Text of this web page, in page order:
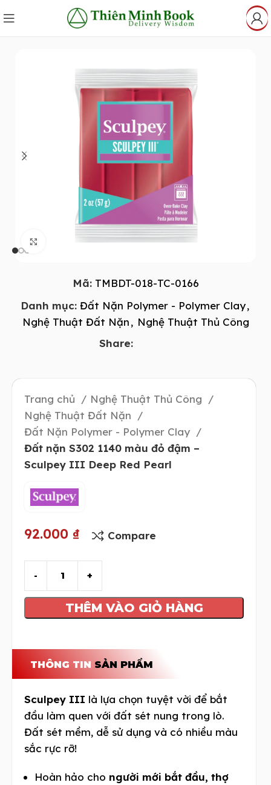
Click to enlarge
Mã: TMBDT-018-TC-0166
Danh mục: Đất Nặn Polymer - Polymer Clay,
Nghệ Thuật Đất Nặn, Nghệ Thuật Thủ Công
Share:
Trang chủ
Nghệ Thuật Thủ Công
Nghệ Thuật Đất Nặn
Đất Nặn Polymer - Polymer Clay
Đất nặn S302 1140 màu đỏ đậm –
Sculpey III Deep Red Pearl
92.000 ₫ Compare
THÊM VÀO GIỎ HÀNG
THÔNG TIN SẢN PHẨM
Sculpey III là lựa chọn tuyệt vời để bắt
đầu làm quen với đất sét nung trong lò.
Đất sét mềm, dễ sử dụng và có nhiều màu
sắc rực rỡ!
Hoàn hảo cho người mới bắt đầu, thợ